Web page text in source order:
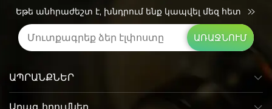
Եթե անհրաժեշտ է, խնդրում ենք կապվել մեզ հետ
ԱՌԱՋՆՈՒՄ
Արագ հղումներ
ԱՊՐԱՆՔՆԵՐ